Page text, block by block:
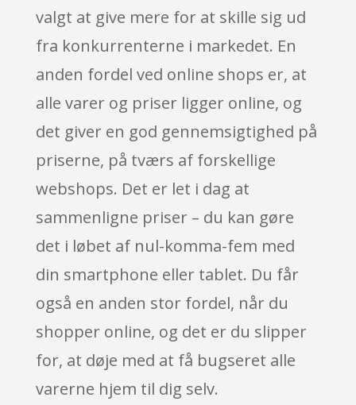
valgt at give mere for at skille sig ud
fra konkurrenterne i markedet. En
anden fordel ved online shops er, at
alle varer og priser ligger online, og
det giver en god gennemsigtighed på
priserne, på tværs af forskellige
webshops. Det er let i dag at
sammenligne priser – du kan gøre
det i løbet af nul-komma-fem med
din smartphone eller tablet. Du får
også en anden stor fordel, når du
shopper online, og det er du slipper
for, at døje med at få bugseret alle
varerne hjem til dig selv.